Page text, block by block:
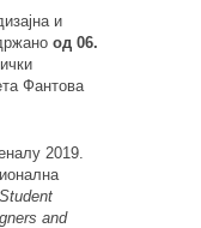
и
од 06.
Фантова
2019.
Student
and